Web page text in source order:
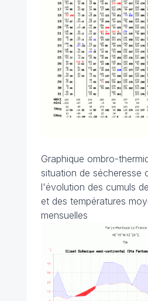
Graphique ombro-
situation de sécheresse
l'évolution des cumuls
et des températures
mensuelles